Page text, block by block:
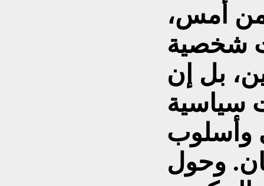
من أمس،
شخصية
بل إن
سياسية
وأسلوب
وحول